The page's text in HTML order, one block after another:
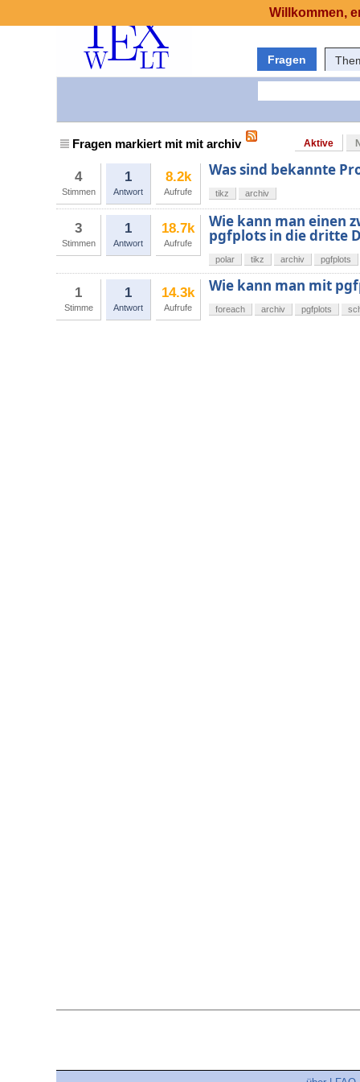
Fragen
Fragen markiert mit mit archiv Aktive
4
Stimmen
1
Antwort
8.2k
Aufrufe
Was sind bekannte
tikz archiv
3
Stimmen
1
Antwort
18.7k
Aufrufe
Wie kann man einen
pgfplots in die dritte
polar tikz archiv pgfplots
1
Stimme
1
Antwort
14.3k
Aufrufe
Wie kann man mit
foreach archiv pgfplots
Willkommen,